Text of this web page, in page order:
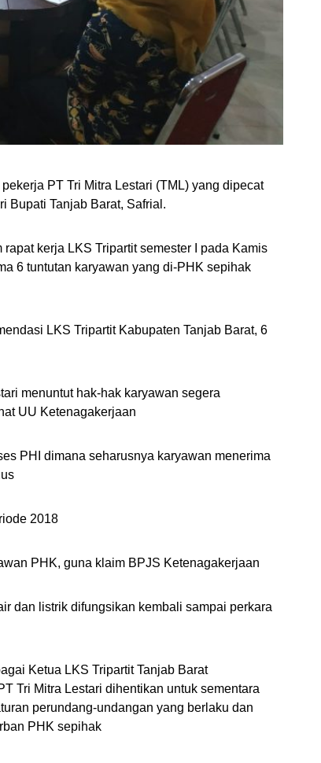
PT Tri Mitra Lestari (TML) yang dipecat
Bupati Tanjab Barat, Safrial.
kerja LKS Tripartit semester I pada Kamis
6 tuntutan karyawan yang di-PHK sepihak
LKS Tripartit Kabupaten Tanjab Barat, 6
menuntut hak-hak karyawan segera
UU Ketenagakerjaan
PHI dimana seharusnya karyawan menerima
2018
PHK, guna klaim BPJS Ketenagakerjaan
dan listrik difungsikan kembali sampai perkara
Ketua LKS Tripartit Tanjab Barat
Tri Mitra Lestari dihentikan untuk sementara
perundang-undangan yang berlaku dan
PHK sepihak